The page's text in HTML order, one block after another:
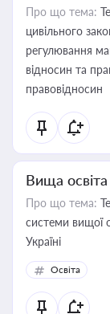
Про що тема:
цивільного
регулювання
відносин та
правовідносин
Вища освіта
Про що тема:
системи вищої
Україні
Освіта